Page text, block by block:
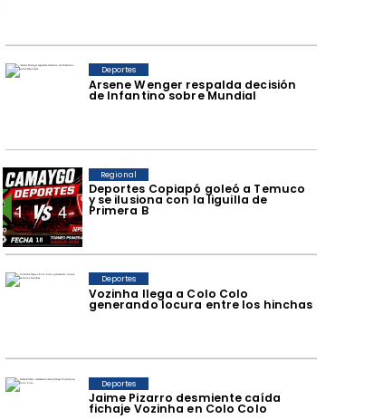
Arsene Wenger respalda decisión
de Infantino sobre Mundial
Deportes
Deportes Copiapó goleó a Temuco
y se ilusiona con la liguilla de
Primera B
Regional
Vozinha llega a Colo Colo
generando locura entre los hinchas
Deportes
Jaime Pizarro desmiente caída
fichaje Vozinha en Colo Colo
Deportes